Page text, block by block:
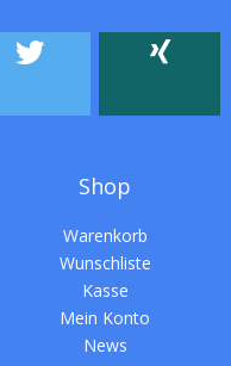
Shop
Warenkorb
Wunschliste
Kasse
Mein Konto
News